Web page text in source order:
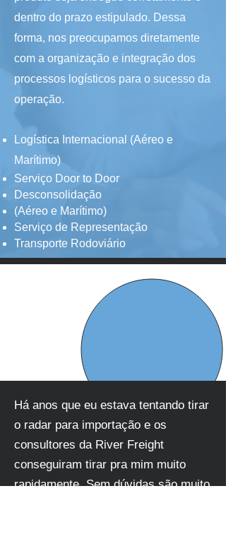
dentro do prazo estipulado. Dessa
forma, nos preocupamos diretamente
com a organização e integração dos
processos logísticos para o sucesso da
operação.
Logística Internacional (Aéreo e
Marítimo)
Serviço Door to Door
Desconsolidação
(Aéreo e Marítimo)
Serviço de Representação
Transporte Rodoviário
Há anos que eu estava tentando tirar
o radar para importação e os
consultores da River Freight
conseguiram tirar pra mim muito
rapidamente. Sem dúvidas são muito